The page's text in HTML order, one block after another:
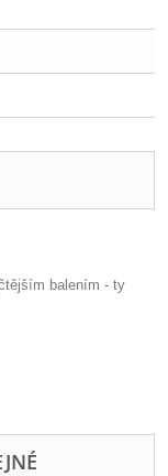
balením - ty